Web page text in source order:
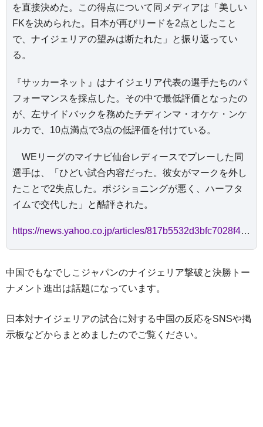
を直接決めた。この得点について同メディアは「美しい
FKを決められた。日本が再びリードを2点としたこと
で、ナイジェリアの望みは断たれた」と振り返ってい
る。
『サッカーネット』はナイジェリア代表の選手たちのパ
フォーマンスを採点した。その中で最低評価となったの
が、左サイドバックを務めたチディンマ・オケケ・ンケ
ルカで、10点満点で3点の低評価を付けている。
WEリーグのマイナビ仙台レディースでプレーした同
選手は、「ひどい試合内容だった。彼女がマークを外し
たことで2失点した。ポジショニングが悪く、ハーフタ
イムで交代した」と酷評された。
https://news.yahoo.co.jp/articles/817b5532d3bfc7028f4231e24fa98ebf89c98614
中国でもなでしこジャパンのナイジェリア撃破と決勝トー
ナメント進出は話題になっています。
日本対ナイジェリアの試合に対する中国の反応をSNSや掲
示板などからまとめましたのでご覧ください。